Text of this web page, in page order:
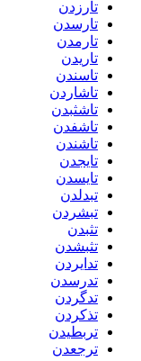
تارزدن
تارسدن
تارمدن
تاریدن
تاسندن
تاشاردن
تاشثبدن
تاشفدن
تاشندن
تایجدن
تایسدن
تبدلدن
تبشردن
تثبدن
تثبشدن
تدایردن
تدرسدن
تدگردن
تذکردن
تربطیدن
ترجعدن